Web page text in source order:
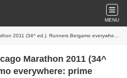
MENU
Bergamo everywhere: prime impressioni, a caldo, di Andrea Di Nardo, Chicago Finisher
Marathon 2011 (34^
everywhere: prime